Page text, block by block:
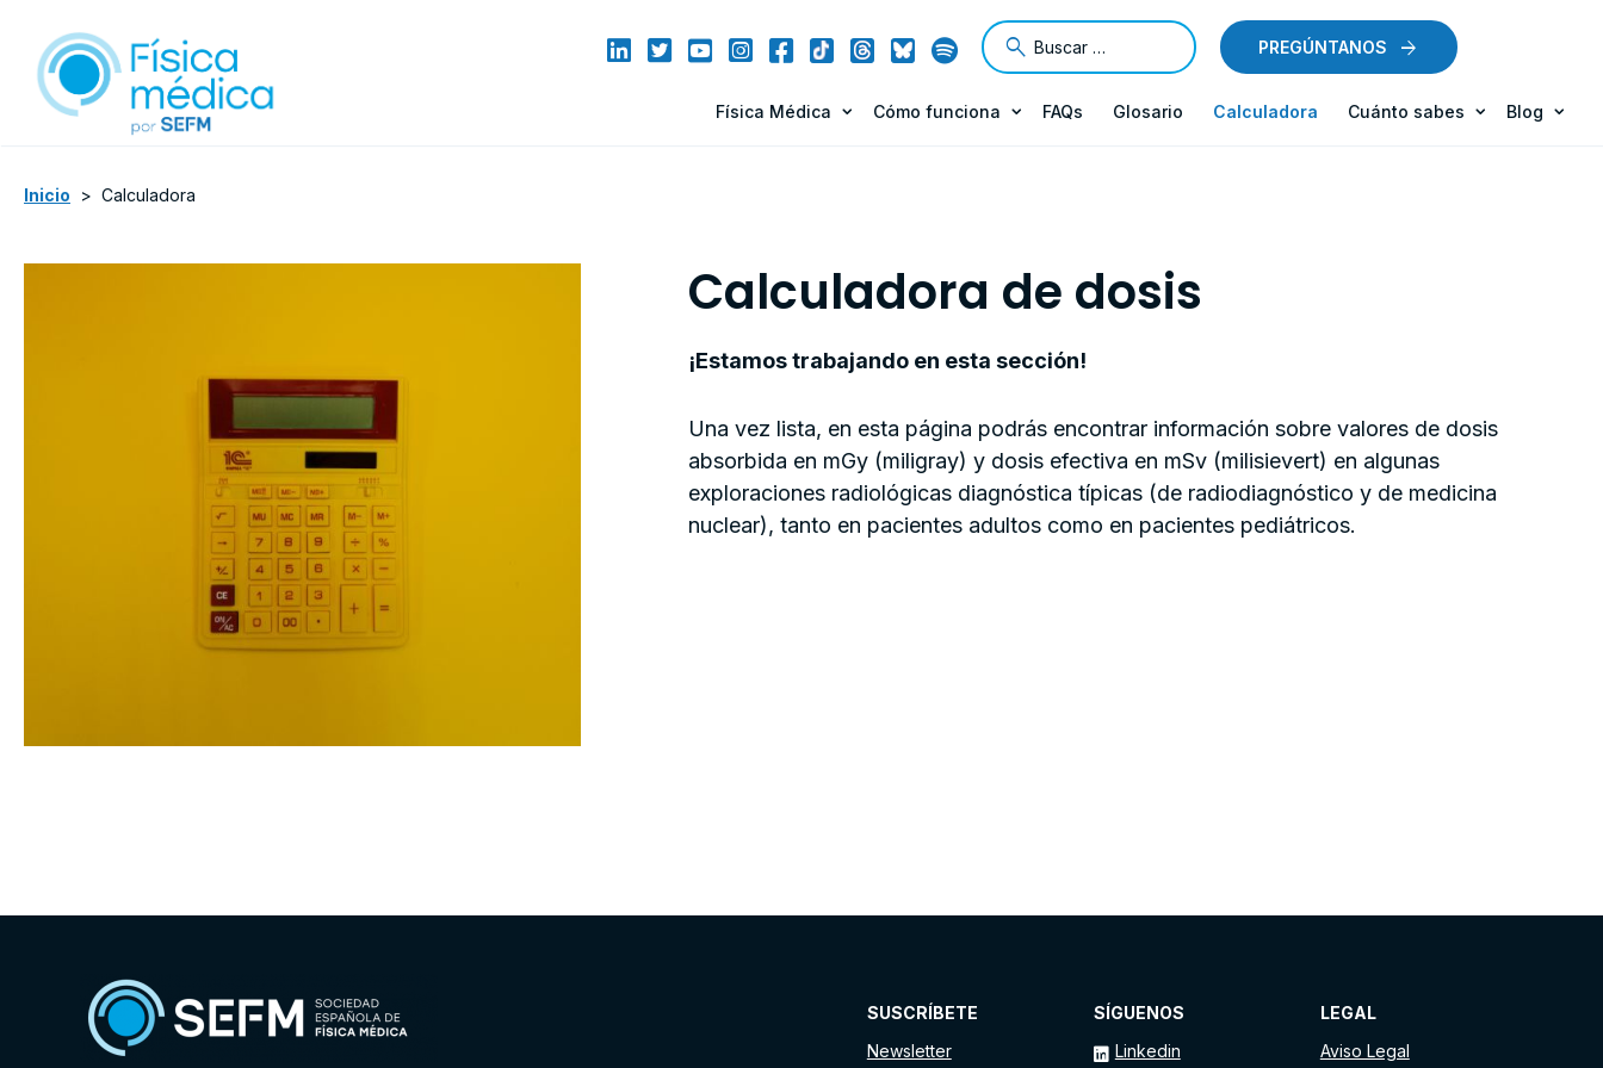
PREGÚNTANOS
Física Médica Cómo funciona FAQs Glosario Calculadora Cuánto sabes Blog
Inicio > Calculadora
Calculadora de dosis
¡Estamos trabajando en esta sección!
Una vez lista, en esta página podrás encontrar información sobre valores de dosis
absorbida en mGy (miligray) y dosis efectiva en mSv (milisievert) en algunas
exploraciones radiológicas diagnóstica típicas (de radiodiagnóstico y de medicina
nuclear), tanto en pacientes adultos como en pacientes pediátricos.
SUSCRÍBETE
Newsletter
SÍGUENOS
Linkedin
LEGAL
Aviso Legal